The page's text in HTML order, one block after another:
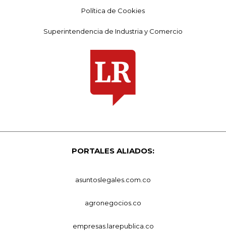
Política de Cookies
Superintendencia de Industria y Comercio
PORTALES ALIADOS:
asuntoslegales.com.co
agronegocios.co
empresas.larepublica.co